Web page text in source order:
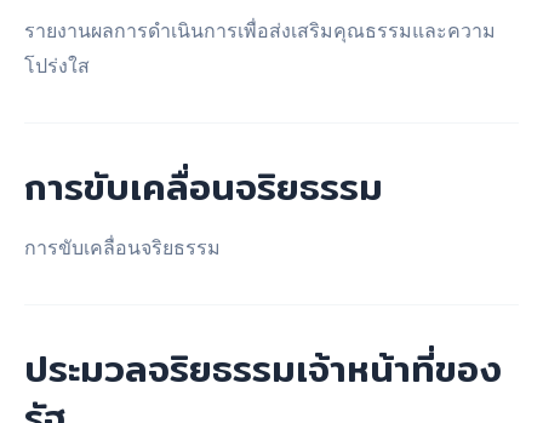
ประจำ
ปี
รายงานผลการดำเนินการเพื่อส่งเสริมคุณธรรมและความ
โปร่งใส
การขับเคลื่อนจริยธรรม
การขับเคลื่อนจริยธรรม
ประมวลจริยธรรมเจ้าหน้าที่ของ